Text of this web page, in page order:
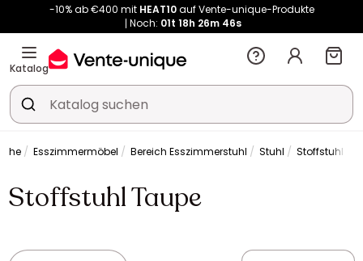
-10% ab €400 mit HEAT10 auf Vente-unique-Produkte
Noch:01t 18h 26m46s
Kauf-unique wird zu Vente-unique - Gleicher Shop, neuer Name!
-10% ab €400 mitHEAT10auf Vente-unique-Produkte
Noch:01t 18h
Katalog
Esszimmermöbel Bereich Esszimmerstuhl Stuhl Stoffstuhl
Stoffstuhl Taupe